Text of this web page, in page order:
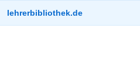
lehrerbibliothek.de